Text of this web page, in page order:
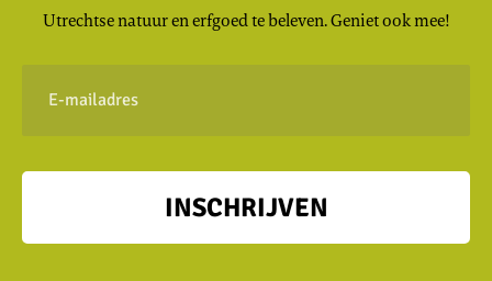
Utrechtse natuur en erfgoed te beleven. Geniet ook mee!
mailadres
INSCHRIJVEN